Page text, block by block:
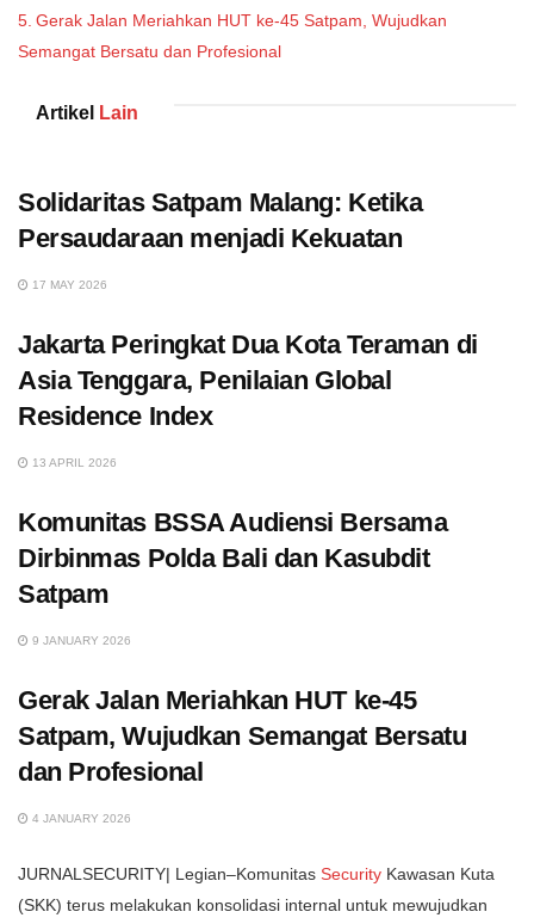
Gerak Jalan Meriahkan HUT ke-45 Satpam, Wujudkan
Semangat Bersatu dan Profesional
Artikel Lain
Solidaritas Satpam Malang: Ketika
Persaudaraan menjadi Kekuatan
17 MAY 2026
Jakarta Peringkat Dua Kota Teraman di
Asia Tenggara, Penilaian Global
Residence Index
13 APRIL 2026
Komunitas BSSA Audiensi Bersama
Dirbinmas Polda Bali dan Kasubdit
Satpam
9 JANUARY 2026
Gerak Jalan Meriahkan HUT ke-45
Satpam, Wujudkan Semangat Bersatu
dan Profesional
4 JANUARY 2026
JURNALSECURITY| Legian–Komunitas Security Kawasan Kuta
(SKK) terus melakukan konsolidasi internal untuk mewujudkan